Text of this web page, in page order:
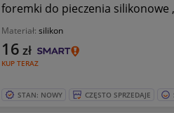
foremki do pieczenia silikonowe
Materiał: silikon
KUP TERAZ
16 zł
STAN: NOWY CZĘSTO SPRZEDAJE